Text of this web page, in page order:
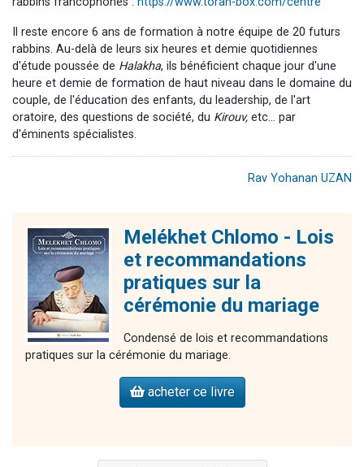
Il reste encore 6 ans de formation à notre équipe de 20 futurs
rabbins. Au-delà de leurs six heures et demie quotidiennes
d'étude poussée de Halakha, ils bénéficient chaque jour d'une
heure et demie de formation de haut niveau dans le domaine du
couple, de l'éducation des enfants, du leadership, de l'art
oratoire, des questions de société, du Kirouv, etc... par
d'éminents spécialistes.
Rav Yohanan UZAN
Melékhet Chlomo - Lois
et recommandations
pratiques sur la
cérémonie du mariage
Condensé de lois et recommandations
pratiques sur la cérémonie du mariage.
acheter ce livre